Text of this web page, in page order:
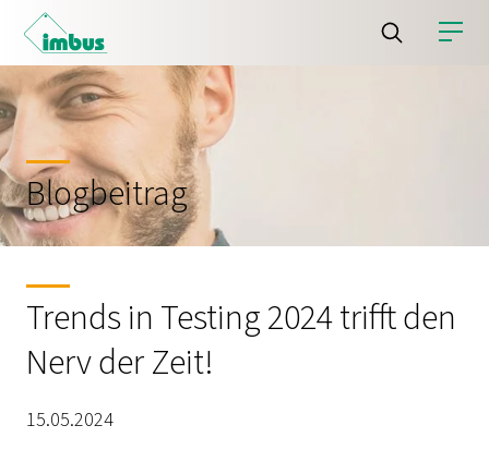
Blogbeitrag
Trends in Testing 2024 trifft den
Nerv der Zeit!
15.05.2024